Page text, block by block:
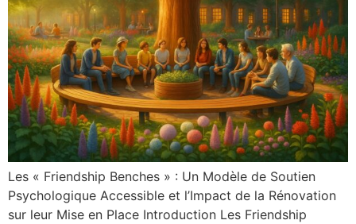
Les « Friendship Benches » : Un Modèle de Soutien
Psychologique Accessible et l’Impact de la Rénovation
sur leur Mise en Place Introduction Les Friendship